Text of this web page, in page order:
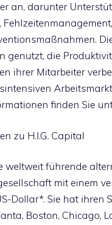
an, darunter
genutzt, die
ihrer Mitarbeiter
finden Sie
zu H.I.G. Capital
weltweit führende
mit einem
Dollar*. Sie hat ihren
Boston, Chicago,